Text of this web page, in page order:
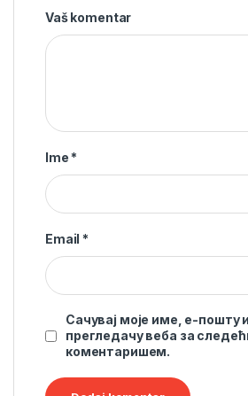
Vaš komentar
Ime *
Email *
Сачувај моје име, е-пошту
прегледачу веба за
коментаришем.